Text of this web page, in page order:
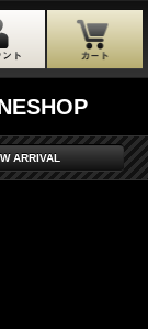
ARRIVAL